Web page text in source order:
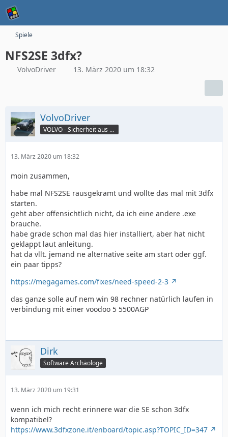
Spiele
NFS2SE 3dfx?
VolvoDriver 13. März 2020 um 18:32
VolvoDriver
VOLVO - Sicherheit aus Schwedenstahl
13. März 2020 um 18:32
moin zusammen,
habe mal NFS2SE rausgekramt und wollte das mal mit 3dfx
starten.
geht aber offensichtlich nicht, da ich eine andere .exe
brauche.
habe grade schon mal das hier installiert, aber hat nicht
geklappt laut anleitung.
hat da vllt. jemand ne alternative seite am start oder ggf.
ein paar tipps?
https://megagames.com/fixes/need-speed-2-3
das ganze solle auf nem win 98 rechner natürlich laufen in
verbindung mit einer voodoo 5 5500AGP
Dirk
Software Archäologe
13. März 2020 um 19:31
wenn ich mich recht erinnere war die SE schon 3dfx
kompatibel?
https://www.3dfxzone.it/enboard/topic.asp?TOPIC_ID=347